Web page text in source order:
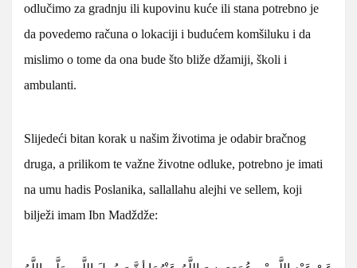
odlučimo za gradnju ili kupovinu kuće ili stana potrebno je
da povedemo računa o lokaciji i budućem komšiluku i da
mislimo o tome da ona bude što bliže džamiji, školi i
ambulanti.
Slijedeći bitan korak u našim životima je odabir bračnog
druga, a prilikom te važne životne odluke, potrebno je imati
na umu hadis Poslanika, sallallahu alejhi ve sellem, koji
bilježi imam Ibn Madždže: